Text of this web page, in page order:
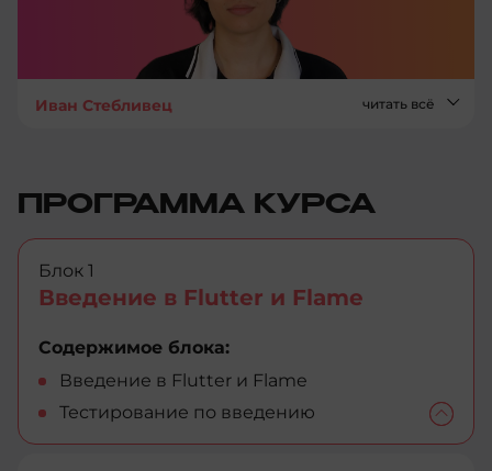
Иван Стебливец читать всё
ПРОГРАММА КУРСА
Блок 1
Введение в Flutter и Flame
Содержимое блока:
Введение в Flutter и Flame
Тестирование по введению